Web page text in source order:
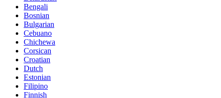
Bengali
Bosnian
Bulgarian
Cebuano
Chichewa
Corsican
Croatian
Dutch
Estonian
Filipino
Finnish